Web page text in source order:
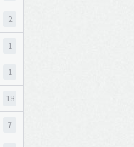
2
1
1
18
7